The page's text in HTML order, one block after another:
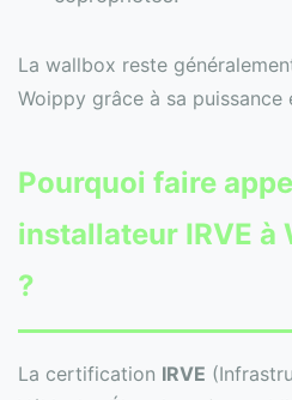
La wallbox reste
Woippy grâce à sa puissance
Pourquoi faire
installateur IRVE à
?
La certification IRVE